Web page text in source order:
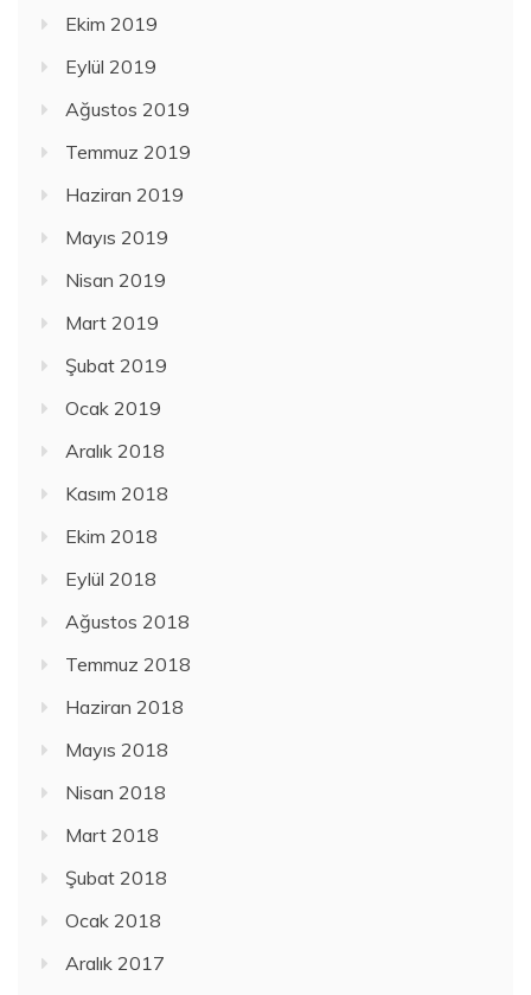
Ekim 2019
Eylül 2019
Ağustos 2019
Temmuz 2019
Haziran 2019
Mayıs 2019
Nisan 2019
Mart 2019
Şubat 2019
Ocak 2019
Aralık 2018
Kasım 2018
Ekim 2018
Eylül 2018
Ağustos 2018
Temmuz 2018
Haziran 2018
Mayıs 2018
Nisan 2018
Mart 2018
Şubat 2018
Ocak 2018
Aralık 2017